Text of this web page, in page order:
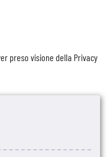
preso visione della Privacy